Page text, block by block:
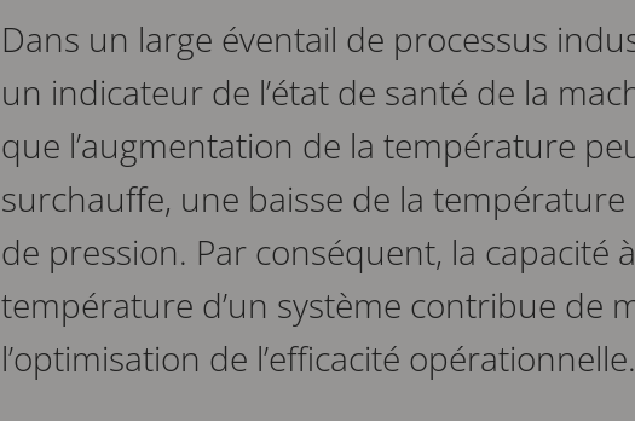
Dans un large éventail de processus
un indicateur de l’état de santé de la
que l’augmentation de la température
surchauffe, une baisse de la
de pression. Par conséquent, la capacité
température d’un système contribue de
l’optimisation de l’efficacité opérationnelle.